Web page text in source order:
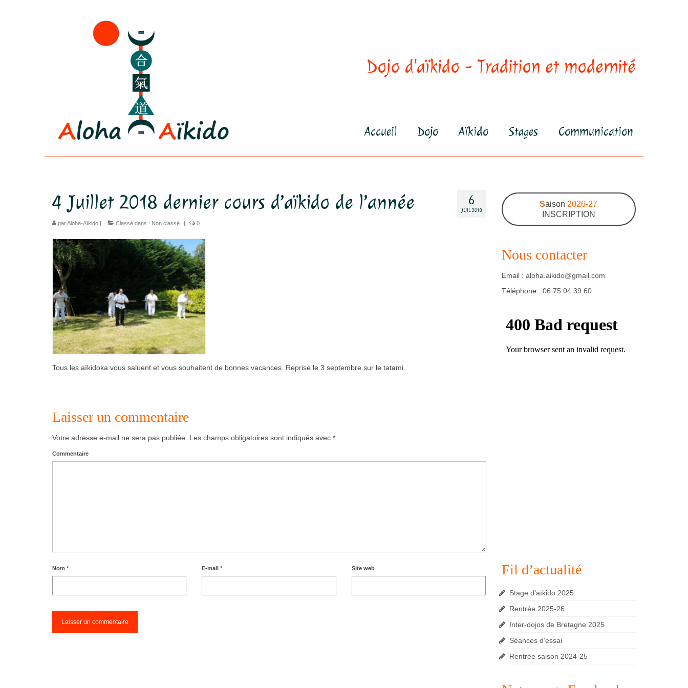
Accueil Dojo Aïkido Stages Communication
Dojo d'aïkido - Tradition et modernité
6
JUIL 2018
4 Juillet 2018 dernier cours d’aïkido de l’année
parAloha-Aïkido | Classé dans : Non classé | 0
Tous les aïkidoka vous saluent et vous souhaitent de bonnes vacances. Reprise le 3 septembre sur le tatami.
Laisser un commentaire
Votre adresse e-mail ne sera pas publiée. Les champs obligatoires sont indiqués avec *
Commentaire
Nom * E-mail* Site web
Saison 2026-27
INSCRIPTION
Nous contacter
Email : aloha.aikido@gmail.com
Téléphone : 06 75 04 39 60
Fil d’actualité
Stage d’aïkido 2025
Rentrée 2025-26
Inter-dojos de Bretagne 2025
Séances d’essai
Rentrée saison 2024-25